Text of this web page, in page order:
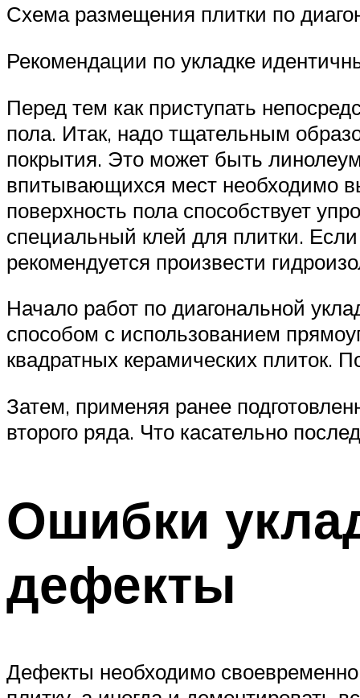
Схема размещения плитки по
Рекомендации по укладке
Перед тем как приступать
пола. Итак, надо тщательным
покрытия. Это может быть
впитывающихся мест необходимо
поверхность пола способствует
специальный клей для плитки.
рекомендуется произвести
Начало работ по диагональной
способом с использованием
квадратных керамических плиток.
Затем, применяя ранее
второго ряда. Что касательно
Ошибки
дефекты
Дефекты необходимо своевременно